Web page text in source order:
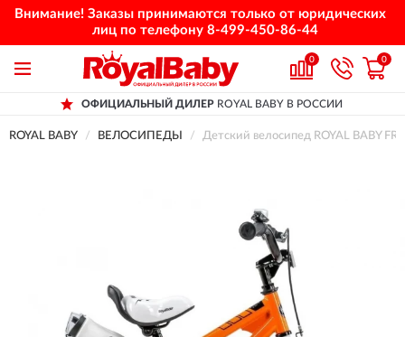
Внимание! Заказы принимаются только от юридических
лиц по телефону 8-499-450-86-44
0 0
ОФИЦИАЛЬНЫЙ ДИЛЕР ROYAL BABY В РОССИИ
ROYAL BABY ВЕЛОСИПЕДЫ Детский велосипед ROYAL BABY